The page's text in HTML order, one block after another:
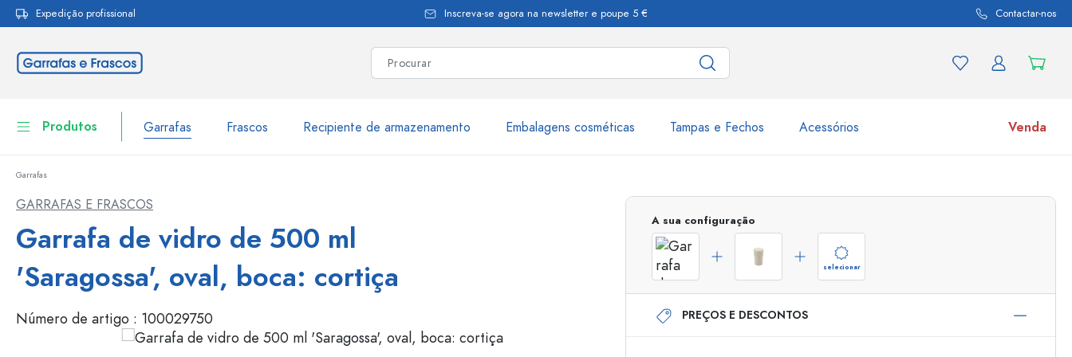
Saltar para a navegação principal
Expedição profissional Inscreva-se agora na newsletter e poupe 5 € Contactar-nos
Produtos Garrafas Frascos Recipiente de armazenamento Embalagens cosméticas Tampas e Fechos Acessórios Venda
Frascos
Louça de mesa
Embalagens cosméticas
Garrafas por marca
Garrafas com tampa mecânica
Frascos de pulverização
Dispensadores Airless
Frascos com roll-on
Frascos
Descubra agora
Compre agora
Garrafas
GARRAFAS E FRASCOS
Garrafa de vidro de 500 ml
'Saragossa', oval, boca: cortiça
Número de artigo : 100029750
A sua configuração
selecionar
PREÇOS E DESCONTOS